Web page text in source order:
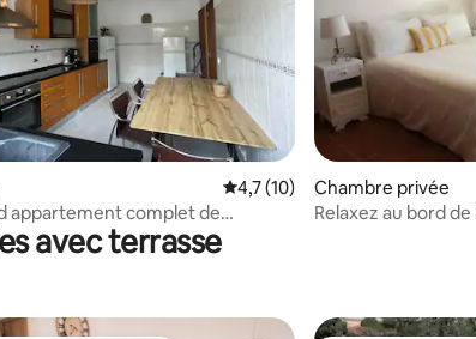
5
sur la base de 3 commentaires : 4,67 sur 5
Évaluation moyenne sur la
4,7 (10)
appartement complet de
à Lagos
Chambre privée
Relaxez au bord
avec terrasse